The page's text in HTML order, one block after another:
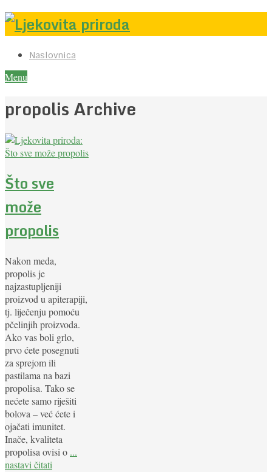
Naslovnica
Menu
propolis Archive
Što sve
može
propolis
Nakon meda,
propolis je
najzastupljeniji
proizvod u apiterapiji,
tj. liječenju pomoću
pčelinjih proizvoda.
Ako vas boli grlo,
prvo ćete posegnuti
za sprejom ili
pastilama na bazi
propolisa. Tako se
nećete samo riješiti
bolova – već ćete i
ojačati imunitet.
Inače, kvaliteta
propolisa ovisi o ...
nastavi čitati